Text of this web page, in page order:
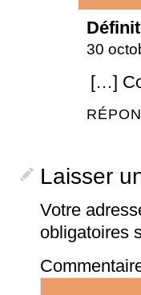
30
[…]
Laisser
Votre
obligatoires